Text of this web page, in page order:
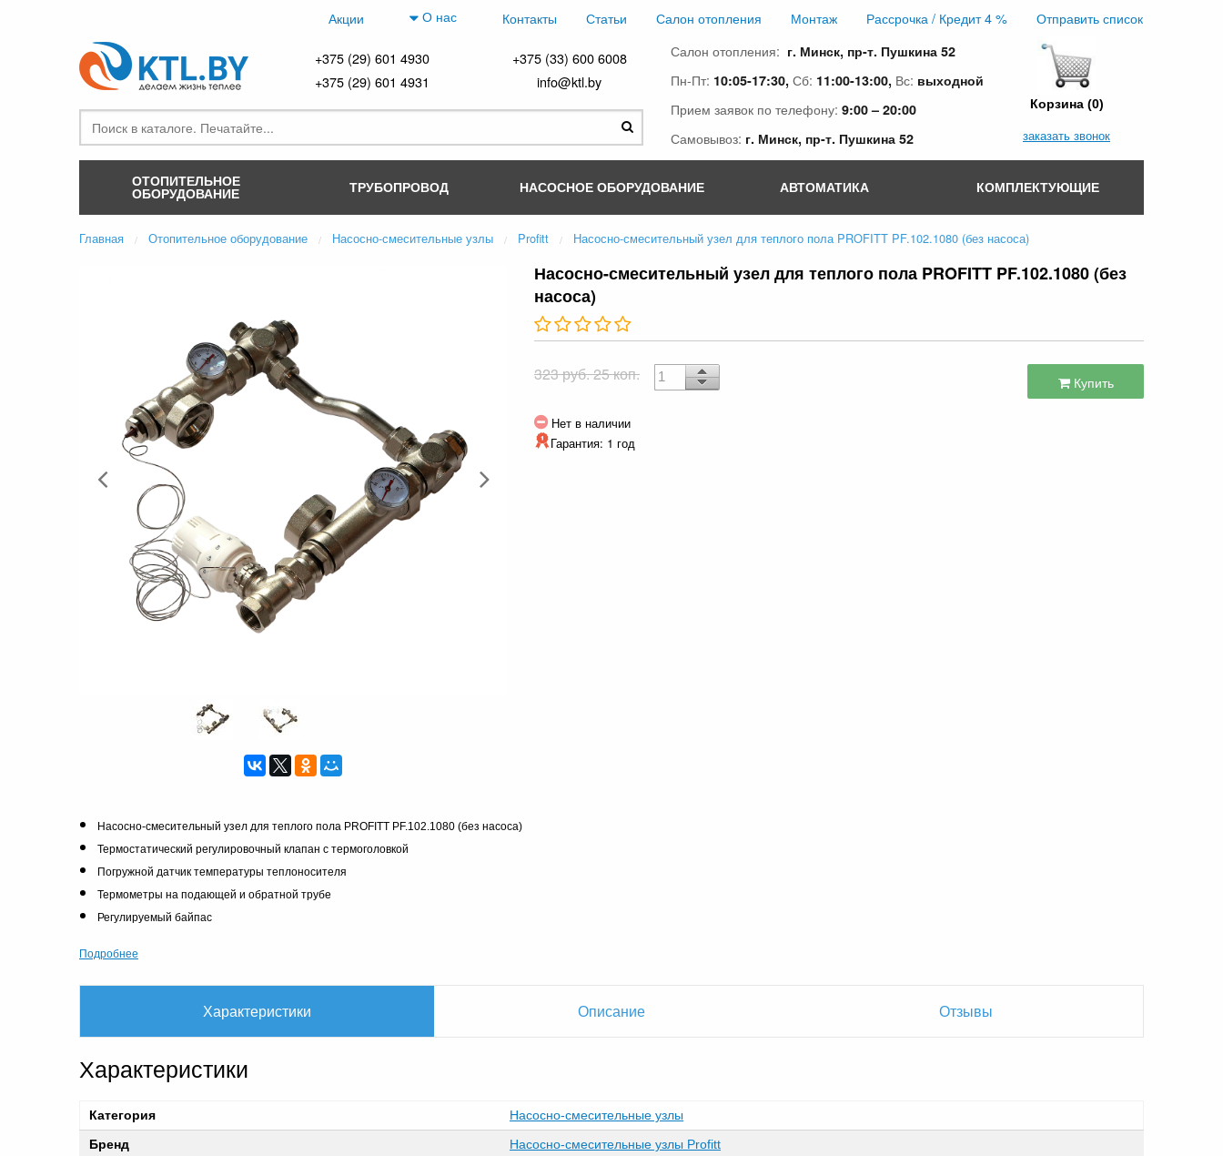
Акции О нас Контакты Статьи Салон отопления Монтаж Рассрочка / Кредит 4 % Отправить список
+375 (29) 601 4930
+375 (33) 600 6008
+375 (29) 601 4931
info@ktl.by
Салон отопления: г. Минск, пр-т. Пушкина 52
Пн-Пт: 10:05-17:30, Сб: 11:00-13:00, Вс: выходной
Прием заявок по телефону: 9:00 – 20:00
Самовывоз: г. Минск, пр-т. Пушкина 52
Корзина (0)
заказать звонок
ОТОПИТЕЛЬНОЕ
ОБОРУДОВАНИЕ ТРУБОПРОВОД НАСОСНОЕ ОБОРУДОВАНИЕ АВТОМАТИКА КОМПЛЕКТУЮЩИЕ
Главная Отопительное оборудование Насосно-смесительные узлы Profitt Насосно-смесительный узел для теплого пола PROFITT PF.102.1080 (без насоса)
Насосно-смесительный узел для теплого пола PROFITT PF.102.1080 (без
насоса)
323 руб. 25 коп. Купить
Нет в наличии
Гарантия: 1 год
Насосно-смесительный узел для теплого пола PROFITT PF.102.1080 (без насоса)
Термостатический регулировочный клапан с термоголовкой
Погружной датчик температуры теплоносителя
Термометры на подающей и обратной трубе
Регулируемый байпас
Подробнее
Характеристики Описание Отзывы
Характеристики
Категория
Насосно-смесительные узлы
Бренд
Насосно-смесительные узлы Profitt